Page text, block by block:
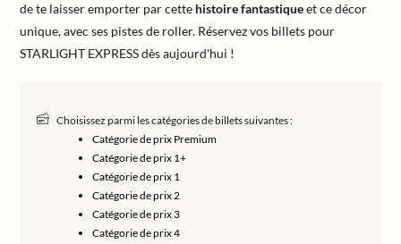
de te laisser emporter par cette histoire fantastiqueet ce décor
unique, avec ses pistes de roller. Réservez vos billets pour
STARLIGHT EXPRESS dès aujourd'hui !
Choisissez parmi les catégories de billets suivantes :
Catégorie de prix Premium
Catégorie de prix 1+
Catégorie de prix 1
Catégorie de prix 2
Catégorie de prix 3
Catégorie de prix 4